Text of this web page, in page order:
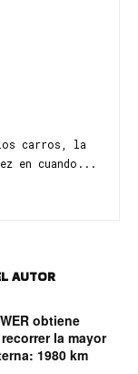
carros, la
en cuando...
AUTOR
obtiene
la mayor
1980 km